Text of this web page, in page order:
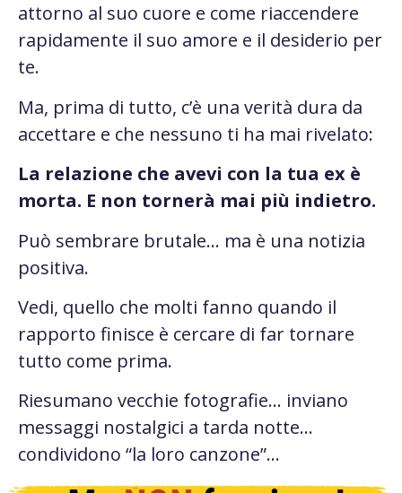
attorno al suo cuore e come riaccendere
rapidamente il suo amore e il desiderio per
te.
Ma, prima di tutto, c’è una verità dura da
accettare e che nessuno ti ha mai rivelato:
La relazione che avevi con la tua ex è
morta. E non tornerà mai più indietro.
Può sembrare brutale… ma è una notizia
positiva.
Vedi, quello che molti fanno quando il
rapporto finisce è cercare di far tornare
tutto come prima.
Riesumano vecchie fotografie… inviano
messaggi nostalgici a tarda notte…
condividono “la loro canzone”…